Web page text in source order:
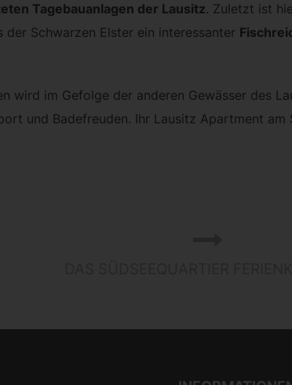
Tagebauanlagen der Lausitz. Zuletzt ist
Schwarzen Elster ein interessanter
wird im Gefolge der anderen Gewässer des
und Badefreuden. Ihr Lausitz Apartment am